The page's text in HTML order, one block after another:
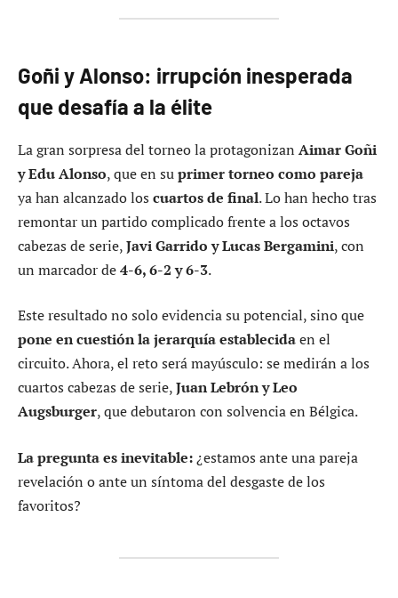
Goñi y Alonso: irrupción inesperada
que desafía a la élite
La gran sorpresa del torneo la protagonizan Aimar Goñi
y Edu Alonso, que en suprimer torneo como pareja
ya han alcanzado los cuartos de final. Lo han hecho tras
remontar un partido complicado frente a los octavos
cabezas de serie,Javi Garrido y Lucas Bergamini, con
un marcador de4-6, 6-2 y 6-3.
Este resultado no solo evidencia su potencial, sino que
pone en cuestión la jerarquía establecidaen el
circuito. Ahora, el reto será mayúsculo: se medirán a los
cuartos cabezas de serie,Juan Lebrón y Leo
Augsburger, que debutaron con solvencia en Bélgica.
La pregunta es inevitable:¿estamos ante una pareja
revelación o ante un síntoma del desgaste de los
favoritos?